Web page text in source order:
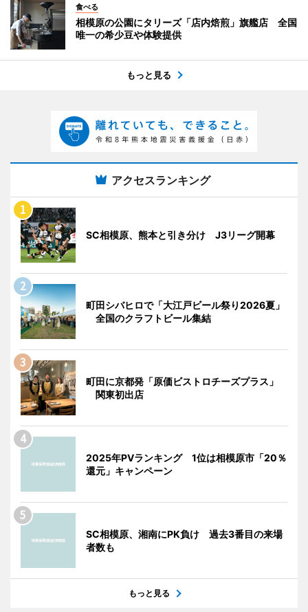
食べる
相模原の公園にタリーズ「店内焙煎」旗艦店 全国
唯一の希少豆や体験提供
もっと見る
アクセスランキング
SC相模原、熊本と引き分け J3リーグ開幕
町田シバヒロで「大江戸ビール祭り2026夏」
全国のクラフトビール集結
町田に京都発「原価ビストロチーズプラス」
関東初出店
2025年PVランキング 1位は相模原市「20％
還元」キャンペーン
SC相模原、湘南にPK負け 過去3番目の来場
者数も
もっと見る